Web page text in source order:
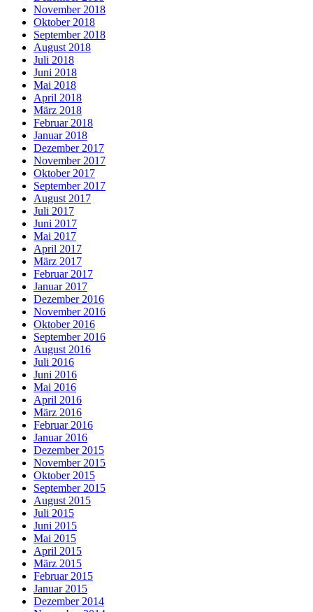
November 2018
Oktober 2018
September 2018
August 2018
Juli 2018
Juni 2018
Mai 2018
April 2018
März 2018
Februar 2018
Januar 2018
Dezember 2017
November 2017
Oktober 2017
September 2017
August 2017
Juli 2017
Juni 2017
Mai 2017
April 2017
März 2017
Februar 2017
Januar 2017
Dezember 2016
November 2016
Oktober 2016
September 2016
August 2016
Juli 2016
Juni 2016
Mai 2016
April 2016
März 2016
Februar 2016
Januar 2016
Dezember 2015
November 2015
Oktober 2015
September 2015
August 2015
Juli 2015
Juni 2015
Mai 2015
April 2015
März 2015
Februar 2015
Januar 2015
Dezember 2014